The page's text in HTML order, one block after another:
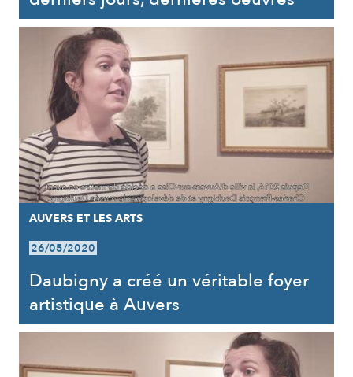
AUVERS ET LES ARTS
26/05/2020
Daubigny a créé un véritable foyer
artistique à Auvers